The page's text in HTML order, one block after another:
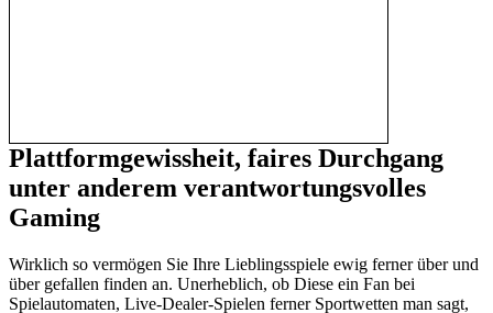
Plattform­gewissheit, faires Durchgang
unter anderem verantwortungsvolles
Gaming
Wirklich so vermögen Sie Ihre Lieblingsspiele ewig ferner über und
über gefallen finden an. Unerheblich, ob Diese ein Fan bei
Spielautomaten, Live-Dealer-Spielen ferner Sportwetten man sagt,